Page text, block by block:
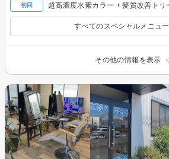
初回 超高濃度水素カラー + 髪質改善トリ
すべてのスペシャルメニュ
その他の情報を表示